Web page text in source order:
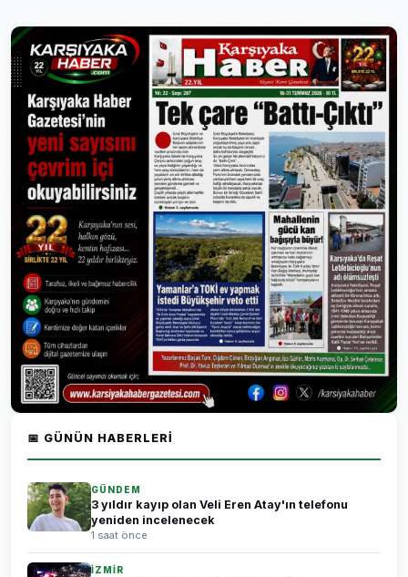
📅 GÜNÜN HABERLERI
GÜNDEM
3 yıldır kayıp olan Veli Eren Atay'ın telefonu
yeniden incelenecek
1 saat önce
İZMİR